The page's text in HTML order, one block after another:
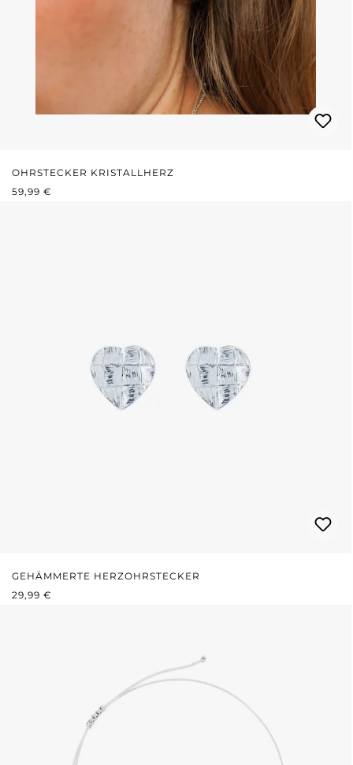
OHRSTECKER KRISTALLHERZ
REGULÄRER PREIS:
59,99 €
GEHÄMMERTE HERZOHRSTECKER
REGULÄRER PREIS:
29,99 €